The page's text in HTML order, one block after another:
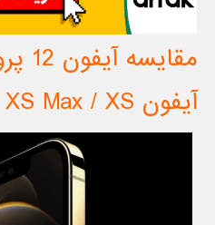
آیفون XS Max / XS : تغییرات ظاهری